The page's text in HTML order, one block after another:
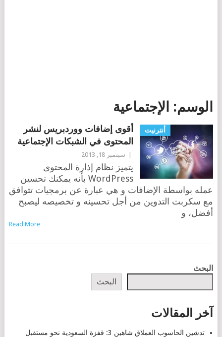
الوسم: الإجتماعية
أنترنيت
أقوى إضافات ووردبريس لنشر
المحتوى في الشبكات الإجتماعية
سبتمبر 18, 2013
يتميز نظام إذارة المحتوى
WordPress بأنه يمكنك تحسين
عمله بواسطة الإضافات و هي عبارة عن برمجيات تتوافق
مع سكربت التدوين من أجل تحسينه و تخصيصه ليصبح
أفضل، و
Read More
POSTS
البحث
البحث
آخر المقالات
تدشين الحاسوب العملاق شاهين 3: قفزة السعودية نحو مستقبل